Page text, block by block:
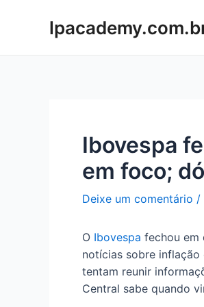
Ibovespa
em foco;
Deixe um comentário /
O Ibovespa fechou em
notícias sobre inflação
tentam reunir
Central sabe quando